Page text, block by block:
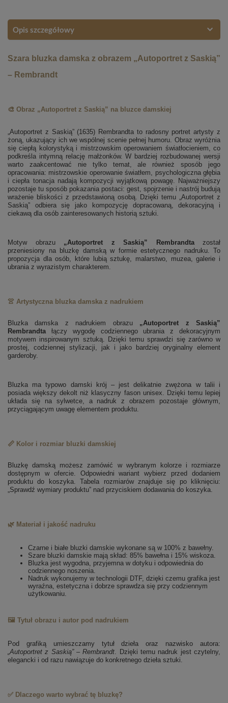
Opis szczegółowy
Szara bluzka damska z obrazem „Autoportret z Saskią”
– Rembrandt
🎨 Obraz „Autoportret z Saskią” na bluzce damskiej
„Autoportret z Saskią” (1635) Rembrandta to radosny portret artysty z
żoną, ukazujący ich we wspólnej scenie pełnej humoru. Obraz wyróżnia
się ciepłą kolorystyką i mistrzowskim operowaniem światłocieniem, co
podkreśla intymną relację małżonków. W bardziej rozbudowanej wersji
warto zaakcentować nie tylko temat, ale również sposób jego
opracowania: mistrzowskie operowanie światłem, psychologiczna głębia
i ciepła tonacja nadają kompozycji wyjątkową powagę. Najważniejszy
pozostaje tu sposób pokazania postaci: gest, spojrzenie i nastrój budują
wrażenie bliskości z przedstawioną osobą. Dzięki temu „Autoportret z
Saskią” odbiera się jako kompozycję dopracowaną, dekoracyjną i
ciekawą dla osób zainteresowanych historią sztuki.
Motyw obrazu „Autoportret z Saskią” Rembrandtazostał
przeniesiony na bluzkę damską w formie estetycznego nadruku. To
propozycja dla osób, które lubią sztukę, malarstwo, muzea, galerie i
ubrania z wyrazistym charakterem.
👚 Artystyczna bluzka damska z nadrukiem
Bluzka damska z nadrukiem obrazu „Autoportret z Saskią”
Rembrandtałączy wygodę codziennego ubrania z dekoracyjnym
motywem inspirowanym sztuką. Dzięki temu sprawdzi się zarówno w
prostej, codziennej stylizacji, jak i jako bardziej oryginalny element
garderoby.
Bluzka ma typowo damski krój – jest delikatnie zwężona w talii i
posiada większy dekolt niż klasyczny fason unisex. Dzięki temu lepiej
układa się na sylwetce, a nadruk z obrazem pozostaje głównym,
przyciągającym uwagę elementem produktu.
📏 Kolor i rozmiar bluzki damskiej
Bluzkę damską możesz zamówić w wybranym kolorze i rozmiarze
dostępnym w ofercie. Odpowiedni wariant wybierz przed dodaniem
produktu do koszyka. Tabela rozmiarów znajduje się po kliknięciu:
„Sprawdź wymiary produktu” nad przyciskiem dodawania do koszyka.
🌿 Materiał i jakość nadruku
Czarne i białe bluzki damskie wykonane są w 100% z bawełny.
Szare bluzki damskie mają skład: 85% bawełna i 15% wiskoza.
Bluzka jest wygodna, przyjemna w dotyku i odpowiednia do
codziennego noszenia.
Nadruk wykonujemy w technologii DTF, dzięki czemu grafika jest
wyraźna, estetyczna i dobrze sprawdza się przy codziennym
użytkowaniu.
🖼️ Tytuł obrazu i autor pod nadrukiem
Pod grafiką umieszczamy tytuł dzieła oraz nazwisko autora:
„Autoportret z Saskią” – Rembrandt. Dzięki temu nadruk jest czytelny,
elegancki i od razu nawiązuje do konkretnego dzieła sztuki.
✅ Dlaczego warto wybrać tę bluzkę?